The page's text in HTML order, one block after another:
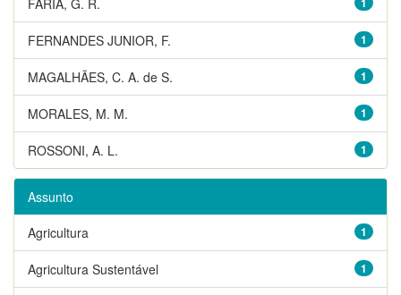
1
FERNANDES JUNIOR, F.
1
MAGALHÃES, C. A. de S.
1
MORALES, M. M.
1
ROSSONI, A. L.
Assunto
1
Agricultura
1
Agricultura Sustentável